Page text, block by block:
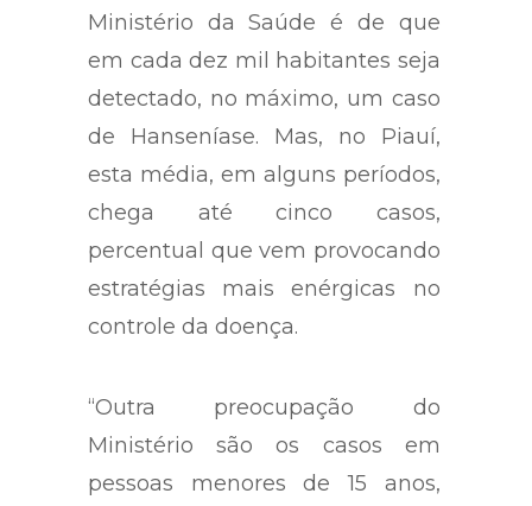
Ministério da Saúde é de que
em cada dez mil habitantes seja
detectado, no máximo, um caso
de Hanseníase. Mas, no Piauí,
esta média, em alguns períodos,
chega até cinco casos,
percentual que vem provocando
estratégias mais enérgicas no
controle da doença.
“Outra preocupação do
Ministério são os casos em
pessoas menores de 15 anos,